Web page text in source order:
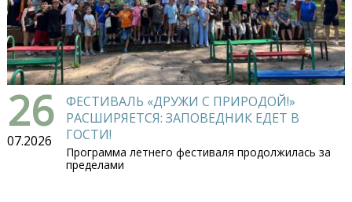
26
07.2026
ФЕСТИВАЛЬ «ДРУЖИ С ПРИРОДОЙ!»
РАСШИРЯЕТСЯ: ЗАПОВЕДНИК ЕДЕТ В
ГОСТИ!
Программа летнего фестиваля продолжилась за
пределами